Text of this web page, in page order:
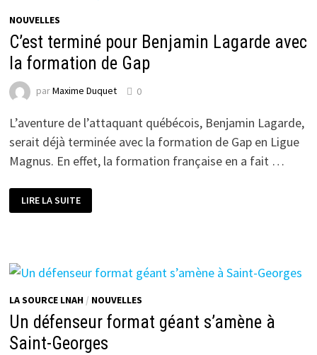
NOUVELLES
C’est terminé pour Benjamin Lagarde avec
la formation de Gap
parMaxime Duquet 0
L’aventure de l’attaquant québécois, Benjamin Lagarde,
serait déjà terminée avec la formation de Gap en Ligue
Magnus. En effet, la formation française en a fait …
TERMINÉ
POUR
FORMATION
DE
LIRE LA SUITE
LA SOURCE LNAH/ NOUVELLES
Un défenseur format géant s’amène à
Saint-Georges